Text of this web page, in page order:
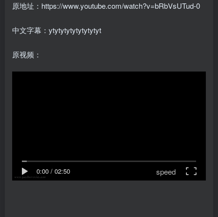
原地址：https://www.youtube.com/watch?v=bRbVsUTud-0
中文字幕：ytytytytytytytytyt
原视频：
0:00 / 02:50 speed